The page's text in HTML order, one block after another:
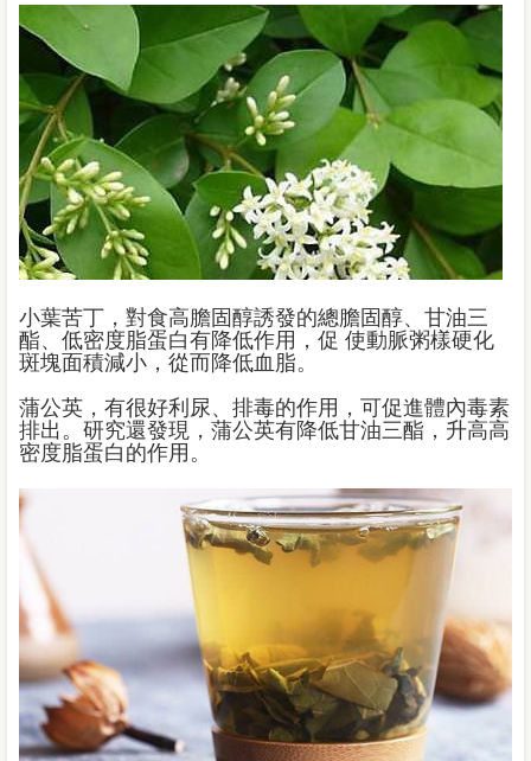
小葉苦丁，對食高膽固醇誘發的總膽固醇、甘油三
酯、低密度脂蛋白有降低作用，促 使動脈粥樣硬化
斑塊面積減小，從而降低血脂。
蒲公英，有很好利尿、排毒的作用，可促進體內毒素
排出。研究還發現，蒲公英有降低甘油三酯，升高高
密度脂蛋白的作用。